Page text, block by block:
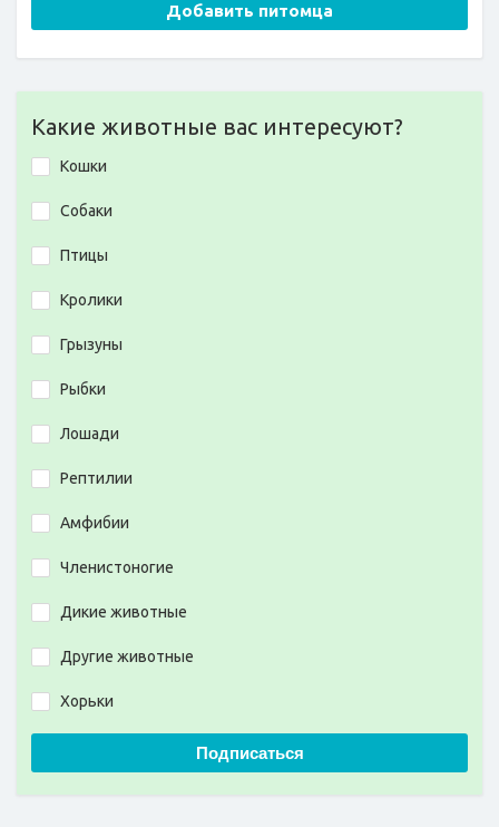
Добавить питомца
Какие животные вас интересуют?
Кошки
Собаки
Птицы
Кролики
Грызуны
Рыбки
Лошади
Рептилии
Амфибии
Членистоногие
Дикие животные
Другие животные
Хорьки
Подписаться